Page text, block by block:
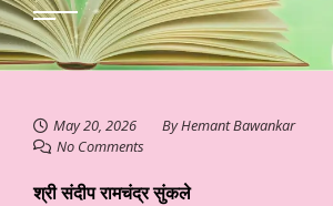
May 20, 2026 ByHemant Bawankar
No Comments
श्री संदीप रामचंद्र सुंकले